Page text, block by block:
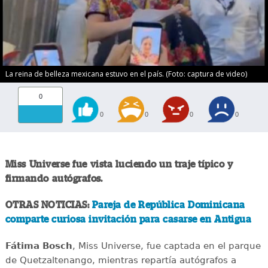
La reina de belleza mexicana estuvo en el país. (Foto: captura de video)
0
0 0 0 0
Miss Universe fue vista luciendo un traje típico y
firmando autógrafos.
OTRAS NOTICIAS: Pareja de República Dominicana
comparte curiosa invitación para casarse en Antigua
Fátima Bosch, Miss Universe, fue captada en el parque
de Quetzaltenango, mientras repartía autógrafos a